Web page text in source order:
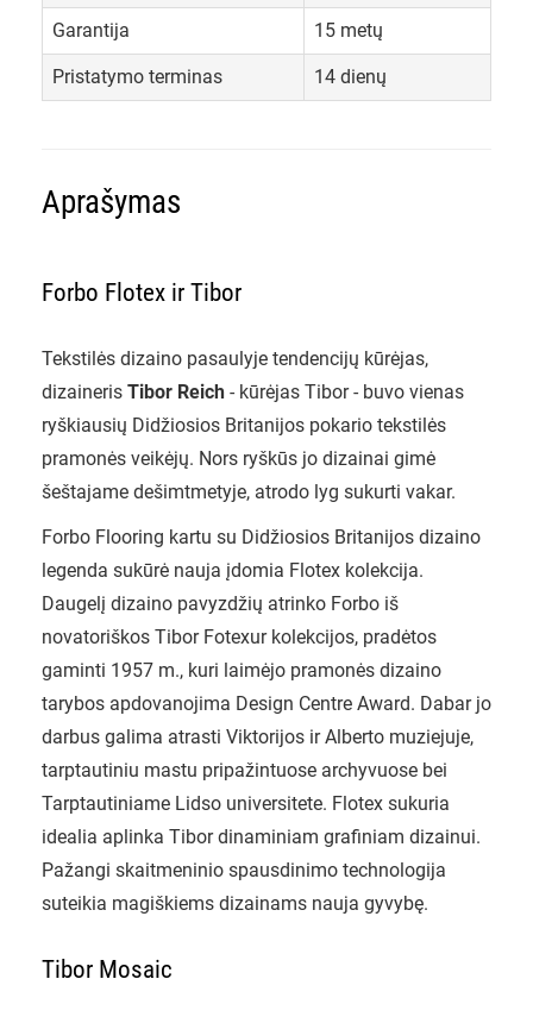
Garantija 15 metų
Pristatymo terminas 14 dienų
Aprašymas
Forbo Flotex ir Tibor
Tekstilės dizaino pasaulyje tendencijų kūrėjas,
dizaineris Tibor Reich - kūrėjas Tibor - buvo vienas
ryškiausių Didžiosios Britanijos pokario tekstilės
pramonės veikėjų. Nors ryškūs jo dizainai gimė
šeštajame dešimtmetyje, atrodo lyg sukurti vakar.
Forbo Flooring kartu su Didžiosios Britanijos dizaino
legenda sukūrė nauja įdomia Flotex kolekcija.
Daugelį dizaino pavyzdžių atrinko Forbo iš
novatoriškos Tibor Fotexur kolekcijos, pradėtos
gaminti 1957 m., kuri laimėjo pramonės dizaino
tarybos apdovanojima Design Centre Award. Dabar jo
darbus galima atrasti Viktorijos ir Alberto muziejuje,
tarptautiniu mastu pripažintuose archyvuose bei
Tarptautiniame Lidso universitete. Flotex sukuria
idealia aplinka Tibor dinaminiam grafiniam dizainui.
Pažangi skaitmeninio spausdinimo technologija
suteikia magiškiems dizainams nauja gyvybę.
Tibor Mosaic